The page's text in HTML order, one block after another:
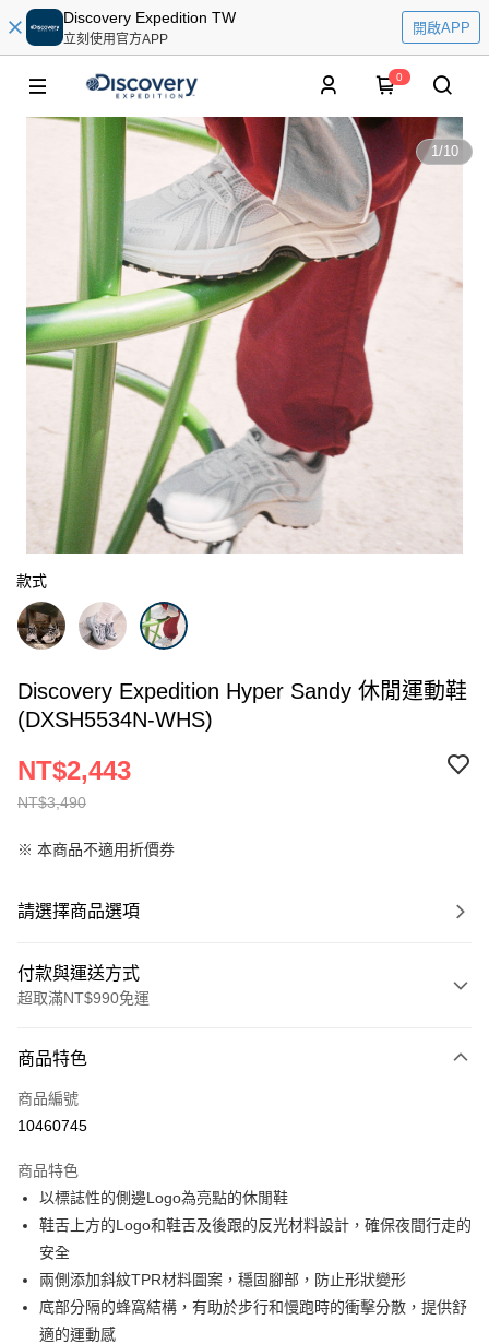
Discovery Expedition TW
立刻使用官方APP
開啟APP
0
1/10
款式
Discovery Expedition Hyper Sandy 休閒運動鞋
(DXSH5534N-WHS)
NT$3,490
NT$2,443
※ 本商品不適用折價券
請選擇商品選項
付款與運送方式
超取滿NT$990免運
信用卡一次付款
超商取貨付款
Apple Pay
運送方式
全家取貨付款<未取貨列黑名單/不支援離島取退>
每筆NT$60，滿NT$990(含以上)免運費
商品特色
商品編號
10460745
商品特色
以標誌性的側邊Logo為亮點的休閒鞋
鞋舌上方的Logo和鞋舌及後跟的反光材料設計，確保夜間行走的
安全
兩側添加斜紋TPR材料圖案，穩固腳部，防止形狀變形
底部分隔的蜂窩結構，有助於步行和慢跑時的衝擊分散，提供舒
適的運動感